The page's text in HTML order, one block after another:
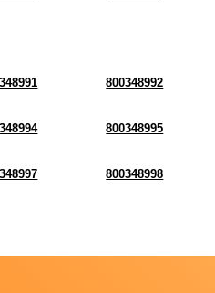
800348992
800348995
800348998